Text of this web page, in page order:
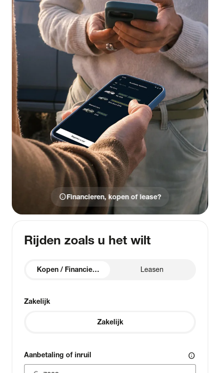
infoFinancieren, kopen of lease?
Rijden zoals u het wilt
Kopen / Financieren Leasen
Zakelijk
Zakelijk
Aanbetaling of inruil info